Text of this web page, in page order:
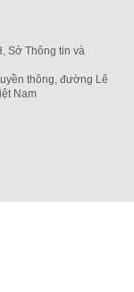
Sở Thông tin và
thông, đường Lê
Nam